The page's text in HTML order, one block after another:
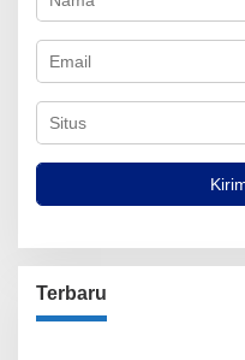
Terbaru